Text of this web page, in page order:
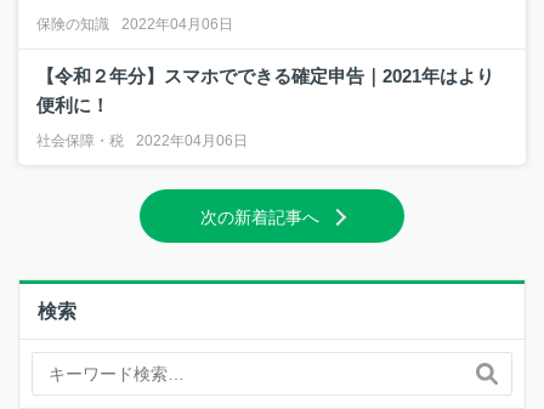
保険の知識 2022年04月06日
【令和２年分】スマホでできる確定申告｜2021年はより
便利に！
社会保障・税 2022年04月06日
次の新着記事へ
検索